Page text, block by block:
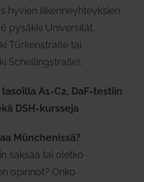
hyvien liikenneyhteyksien
pysäkki Universität,
Türkenstraße tai
Schellingstraße).
A1-C2, DaF-testiin
DSH-kursseja
Münchenissä?
saksaa tai oletko
opinnot? Onko